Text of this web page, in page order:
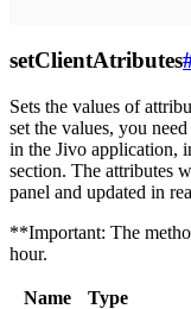
setClientAtributes
Sets the values ​​of
set the values, you
in the Jivo application,
section. The attributes
panel and updated in
**Important: The
hour.
Name Type